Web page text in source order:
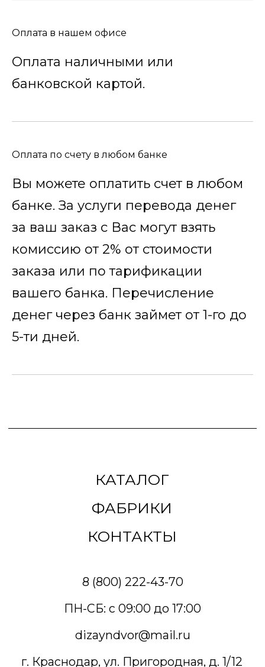
Оплата в нашем офисе
Оплата наличными или
банковской картой.
Оплата по счету в любом банке
Вы можете оплатить счет в любом
банке. За услуги перевода денег
за ваш заказ с Вас могут взять
комиссию от 2% от стоимости
заказа или по тарификации
вашего банка. Перечисление
денег через банк займет от 1-го до
5-ти дней.
Данный сайт носит исключительно
публичной офертой.
8 (800) 222-43-70
ПН-СБ: с 09:00 до 17:00
КАТАЛОГ